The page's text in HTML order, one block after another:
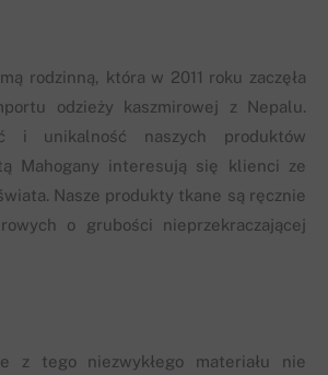
rodzinną, która w 2011 roku zaczęła
odzieży kaszmirowej z Nepalu.
i unikalność naszych produktów
Mahogany interesują się klienci ze
Nasze produkty tkane są ręcznie
o grubości nieprzekraczającej
z tego niezwykłego materiału nie